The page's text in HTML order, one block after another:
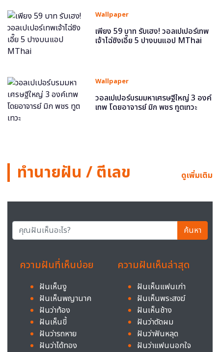
Wallpaper
เพียง 59 บาท รับเฮง! วอลเปเปอร์เทพ
เจ้าไฉ่ซิงเอี๊ย 5 ปางบนแอป MThai
Wallpaper
วอลเปเปอร์บรมมหาเศรษฐีใหญ่ 3 องค์
เทพ โดยอาจารย์ มิก พชร ทูตเทวะ
ทำนายฝัน / ตีเลข ดูเพิ่มเติม
ค้นหา
ความฝันที่เห็นบ่อย
ฝันเห็นงู
ฝันเห็นพญานาค
ฝันว่าท้อง
ฝันเห็นขี้
ฝันว่ารถหาย
ฝันว่าได้ทอง
ความฝันเห็นล่าสุด
ฝันเห็นแฟนเก่า
ฝันเห็นพระสงฆ์
ฝันเห็นช้าง
ฝันว่าตัดผม
ฝันว่าฟันหลุด
ฝันว่าแฟนนอกใจ